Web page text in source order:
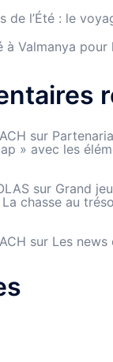
de l’Été : le
à Valmanya pour
sur
» avec les
sur Grand
chasse au
sur Les news